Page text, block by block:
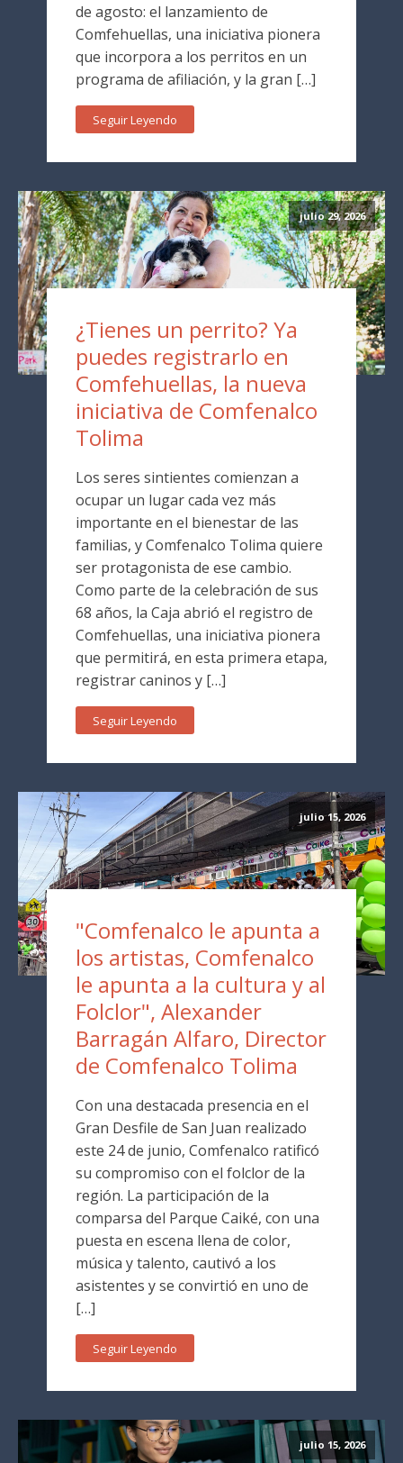
de agosto: el lanzamiento de
Comfehuellas, una iniciativa pionera
que incorpora a los perritos en un
programa de afiliación, y la gran […]
Seguir Leyendo
julio 29, 2026
¿Tienes un perrito? Ya
puedes registrarlo en
Comfehuellas, la nueva
iniciativa de Comfenalco
Tolima
Los seres sintientes comienzan a
ocupar un lugar cada vez más
importante en el bienestar de las
familias, y Comfenalco Tolima quiere
ser protagonista de ese cambio.
Como parte de la celebración de sus
68 años, la Caja abrió el registro de
Comfehuellas, una iniciativa pionera
que permitirá, en esta primera etapa,
registrar caninos y […]
Seguir Leyendo
julio 15, 2026
"Comfenalco le apunta a
los artistas, Comfenalco
le apunta a la cultura y al
Folclor", Alexander
Barragán Alfaro, Director
de Comfenalco Tolima
Con una destacada presencia en el
Gran Desfile de San Juan realizado
este 24 de junio, Comfenalco ratificó
su compromiso con el folclor de la
región. La participación de la
comparsa del Parque Caiké, con una
puesta en escena llena de color,
música y talento, cautivó a los
asistentes y se convirtió en uno de
[…]
Seguir Leyendo
julio 15, 2026